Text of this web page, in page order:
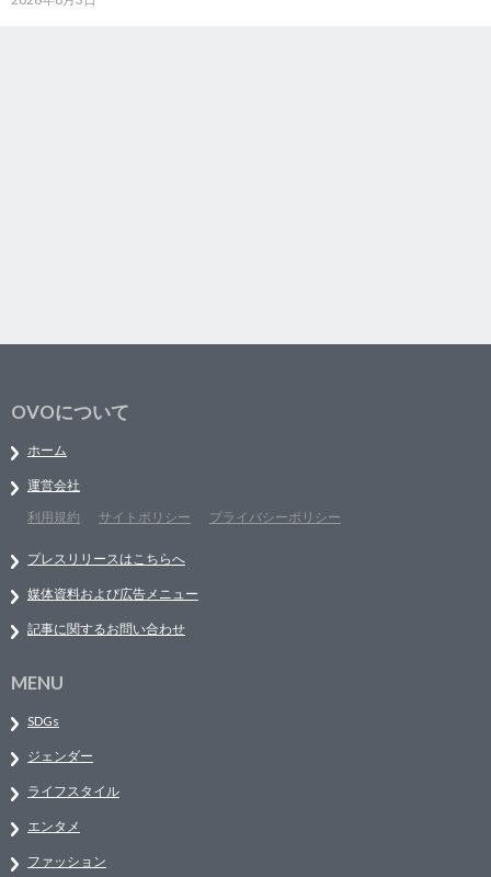
OVOについて
ホーム
運営会社
利用規約
サイトポリシー プライバシーポリシー
プレスリリースはこちらへ
媒体資料および広告メニュー
記事に関するお問い合わせ
MENU
SDGs
ジェンダー
ライフスタイル
エンタメ
ファッション